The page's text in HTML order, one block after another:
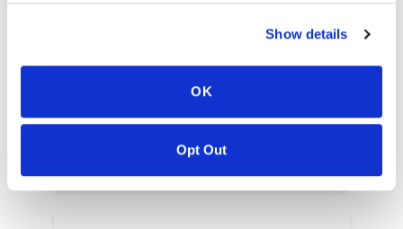
Show details
OK
Opt Out